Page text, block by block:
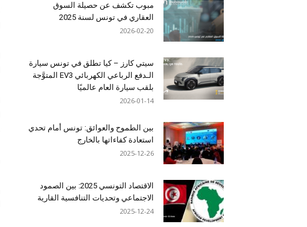
مبوب تكشف عن حصيلة السوق
العقاري في تونس لسنة 2025
2026-02-20
سيتي كارز – كيا تطلق في تونس سيارة
الـدفع الرباعي الكهربائي EV3 المتوَّجة
بلقب سيارة العام عالميًا
2026-01-14
بين الطموح والعوائق: تونس أمام تحدي
استعادة كفاءاتها بالخارج
2025-12-26
الاقتصاد التونسي 2025: بين الصمود
الاجتماعي وتحديات التنافسية القارية
2025-12-24